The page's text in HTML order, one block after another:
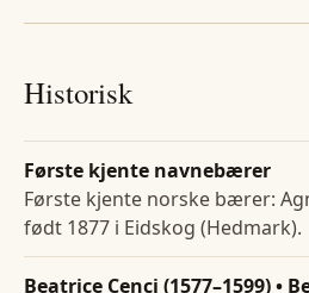
Historisk
Første kjente navnebærer
Første kjente norske bærer:
født 1877 i Eidskog (Hedmark).
Beatrice Cenci (1577–1599) •